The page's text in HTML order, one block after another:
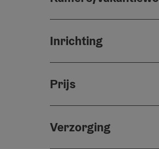
Inrichting
Prijs
Verzorging